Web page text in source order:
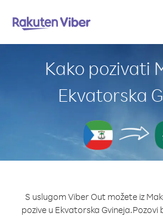
Kako pozivati
Ekvatorska
S uslugom Viber Out možete iz
pozive u Ekvatorska Gvineja.Pozovi